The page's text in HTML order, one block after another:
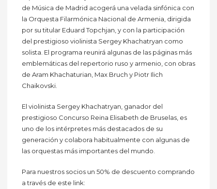
de Música de Madrid acogerá una velada sinfónica con
la Orquesta Filarmónica Nacional de Armenia, dirigida
por su titular Eduard Topchjan, y con la participación
del prestigioso violinista Sergey Khachatryan como
solista. El programa reunirá algunas de las páginas más
emblemáticas del repertorio ruso y armenio, con obras
de Aram Khachaturian, Max Bruch y Piotr Ilich
Chaikovski.
El violinista Sergey Khachatryan, ganador del
prestigioso Concurso Reina Elisabeth de Bruselas, es
uno de los intérpretes más destacados de su
generación y colabora habitualmente con algunas de
las orquestas más importantes del mundo.
Para nuestros socios un 50% de descuento comprando
a través de este link: